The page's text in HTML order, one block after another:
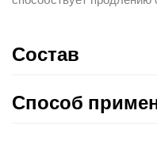
Состав
Способ